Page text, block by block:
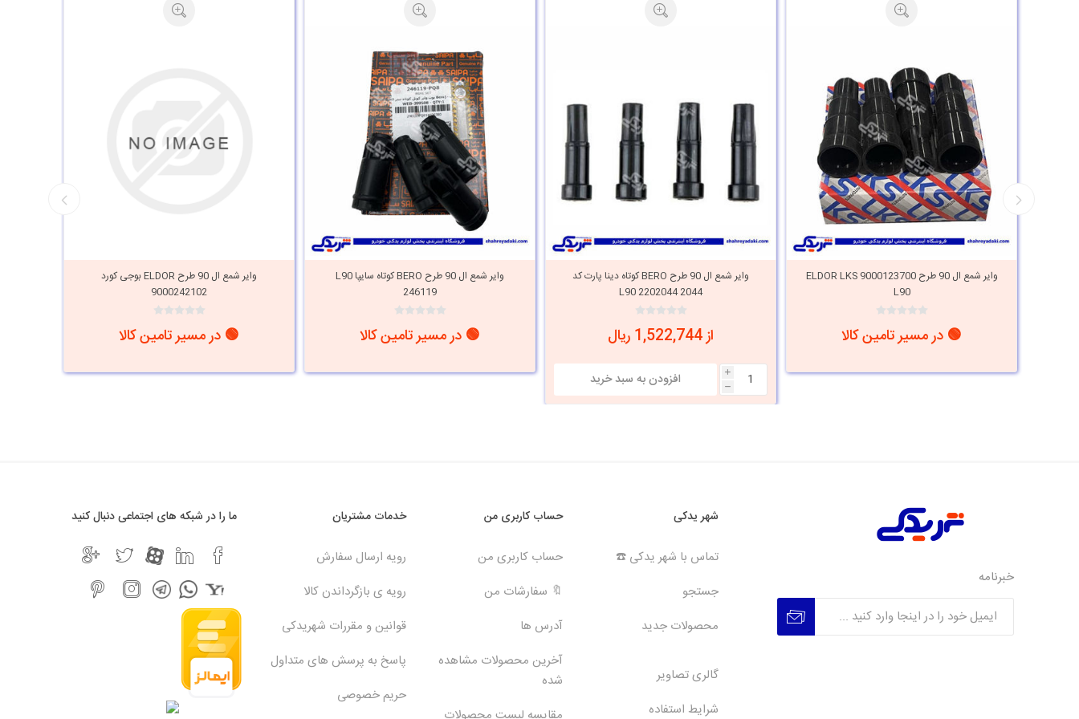
وایر شمع ال 90 طرح 9000123700 ELDOR LKS
L90
🟢 در مسیر تامین کالا
وایر شمع ال 90 طرح BERO کوتاه دینا پارت کد
2044 2202044 L90
از 1,522,744 ریال
i
h
وایر شمع ال 90 طرح BERO کوتاه سایپا L90
246119
🟢 در مسیر تامین کالا
وایر شمع ال 90 طرح ELDOR بوجی کورد
9000242102
🟢 در مسیر تامین کالا
خبرنامه
شهر یدکی
تماس با شهر یدکی ☎️
جستجو
محصولات جدید
گالری تصاویر
شرایط استفاده
حساب کاربری من
حساب کاربری من
🔖 سفارشات من
آدرس ها
آخرین محصولات مشاهده
شده
خدمات مشتریان
رویه ارسال سفارش
رویه ی بازگرداندن کالا
قوانین و مقررات شهریدکی
پاسخ به پرسش های متداول
حریم خصوصی
ما را در شبکه های اجتماعی دنبال کنید